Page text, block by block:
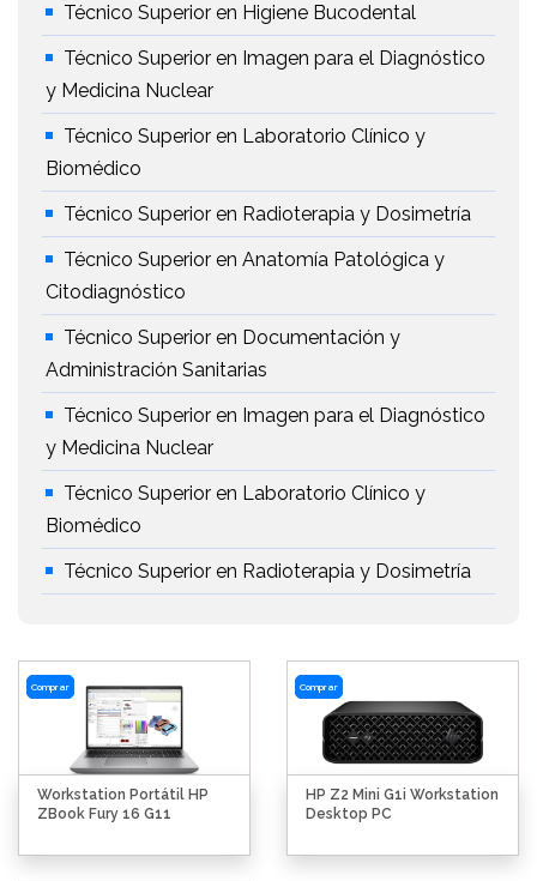
Técnico Superior en Higiene Bucodental
Técnico Superior en Imagen para el Diagnóstico
y Medicina Nuclear
Técnico Superior en Laboratorio Clínico y
Biomédico
Técnico Superior en Radioterapia y Dosimetría
Técnico Superior en Anatomía Patológica y
Citodiagnóstico
Técnico Superior en Documentación y
Administración Sanitarias
Técnico Superior en Imagen para el Diagnóstico
y Medicina Nuclear
Técnico Superior en Laboratorio Clínico y
Biomédico
Técnico Superior en Radioterapia y Dosimetría
Comprar
Workstation Portátil HP
ZBook Fury 16 G11
Comprar
HP Z2 Mini G1i Workstation
Desktop PC